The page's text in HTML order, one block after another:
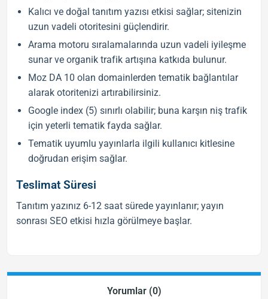
Kalıcı ve doğal tanıtım yazısı etkisi sağlar; sitenizin
uzun vadeli otoritesini güçlendirir.
Arama motoru sıralamalarında uzun vadeli iyileşme
sunar ve organik trafik artışına katkıda bulunur.
Moz DA 10 olan domainlerden tematik bağlantılar
alarak otoritenizi artırabilirsiniz.
Google index (5) sınırlı olabilir; buna karşın niş trafik
için yeterli tematik fayda sağlar.
Tematik uyumlu yayınlarla ilgili kullanıcı kitlesine
doğrudan erişim sağlar.
Teslimat Süresi
Tanıtım yazınız 6-12 saat sürede yayınlanır; yayın
sonrasıSEO etkisi hızla görülmeye başlar.
Yorumlar (0)